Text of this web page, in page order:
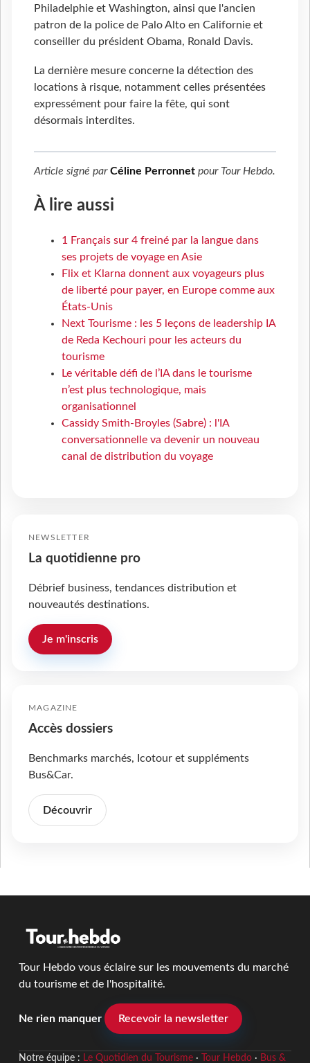
Philadelphie et Washington, ainsi que l'ancien
patron de la police de Palo Alto en Californie et
conseiller du président Obama, Ronald Davis.
La dernière mesure concerne la détection des
locations à risque, notamment celles présentées
expressément pour faire la fête, qui sont
désormais interdites.
Article signé parCéline Perronnet pour Tour Hebdo.
À lire aussi
1 Français sur 4 freiné par la langue dans
ses projets de voyage en Asie
Flix et Klarna donnent aux voyageurs plus
de liberté pour payer, en Europe comme aux
États-Unis
Next Tourisme : les 5 leçons de leadership IA
de Reda Kechouri pour les acteurs du
tourisme
Le véritable défi de l’IA dans le tourisme
n’est plus technologique, mais
organisationnel
Cassidy Smith-Broyles (Sabre) : l'IA
conversationnelle va devenir un nouveau
canal de distribution du voyage
NEWSLETTER
La quotidienne pro
Débrief business, tendances distribution et
nouveautés destinations.
Je m'inscris
MAGAZINE
Accès dossiers
Benchmarks marchés, Icotour et suppléments
Bus&Car.
Découvrir
Tour Hebdo vous éclaire sur les mouvements du marché
du tourisme et de l'hospitalité.
Ne rien manquer Recevoir la newsletter
Notre équipe : Le Quotidien du Tourisme· Tour Hebdo· Bus &